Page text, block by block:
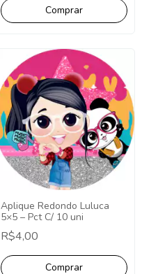
Aplique Redondo Luluca
5×5 – Pct C/ 10 uni
R$4,00